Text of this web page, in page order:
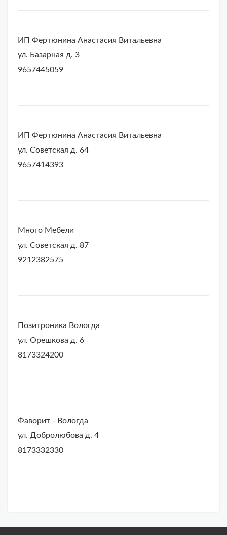
ИП Фертюнина Анастасия Витальевна
ул. Базарная д. 3
9657445059
ИП Фертюнина Анастасия Витальевна
ул. Советская д. 64
9657414393
Много Мебели
ул. Советская д. 87
9212382575
Позитроника Вологда
ул. Орешкова д. 6
8173324200
Фаворит - Вологда
ул. Добролюбова д. 4
8173332330